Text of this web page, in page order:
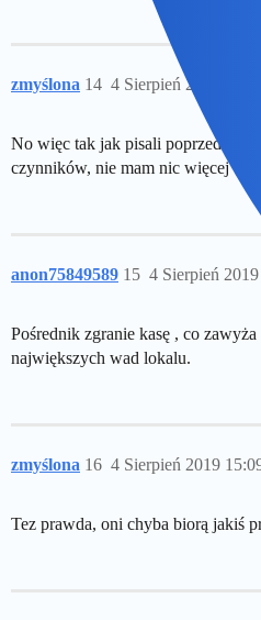
zmyślona 4 Sierpień 2019 15:08
14
No więc tak jak pisali poprzednicy,
czynników, nie mam nic więcej do
anon75849589 4 Sierpień
15
Pośrednik zgranie kasę , co zawyża
największych wad lokalu.
zmyślona 4 Sierpień 2019
16
Tez prawda, oni chyba biorą jakiś